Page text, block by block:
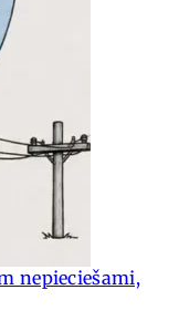
nepieciešami,